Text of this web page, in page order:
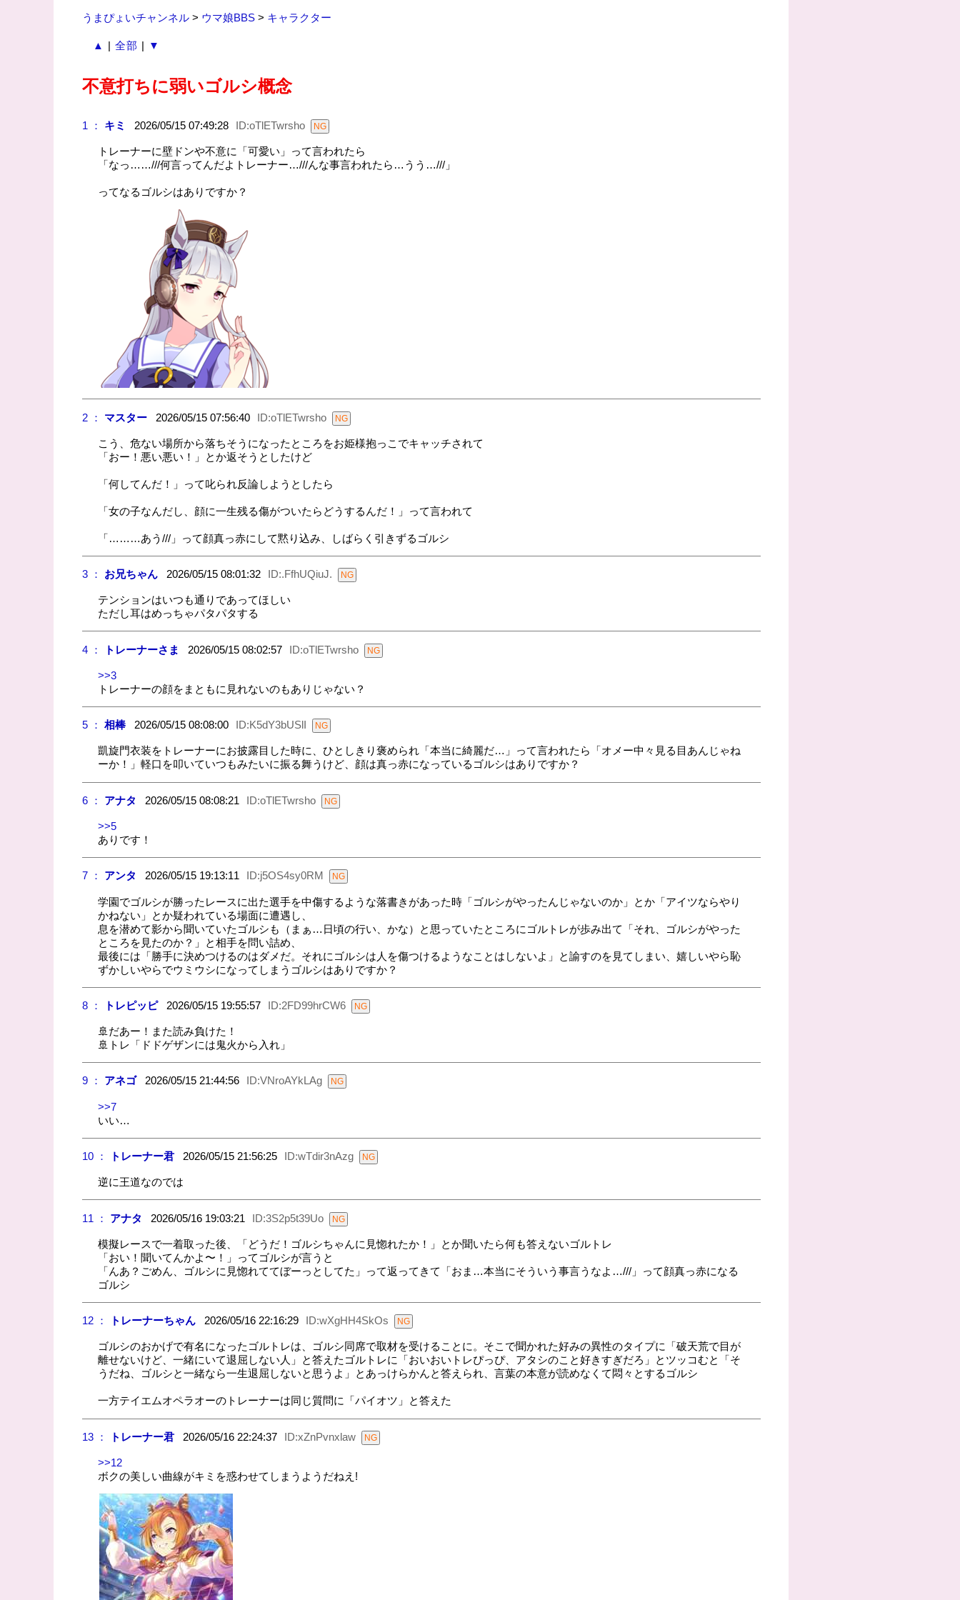
うまぴょいチャンネル> ウマ娘BBS> キャラクター
▲ | 全部 | ▼
不意打ちに弱いゴルシ概念
1 ： キミ 2026/05/15 07:49:28 ID:oTlETwrsho
トレーナーに壁ドンや不意に「可愛い」って言われたら
「なっ……///何言ってんだよトレーナー…///んな事言われたら…うう…///」
ってなるゴルシはありですか？
2 ： マスター2026/05/15 07:56:40 ID:oTlETwrsho
こう、危ない場所から落ちそうになったところをお姫様抱っこでキャッチされて
「おー！悪い悪い！」とか返そうとしたけど
「何してんだ！」って叱られ反論しようとしたら
「女の子なんだし、顔に一生残る傷がついたらどうするんだ！」って言われて
「………あう///」って顔真っ赤にして黙り込み、しばらく引きずるゴルシ
3 ： お兄ちゃん2026/05/15 08:01:32 ID:.FfhUQiuJ.
テンションはいつも通りであってほしい
ただし耳はめっちゃパタパタする
4 ： トレーナーさま 2026/05/15 08:02:57 ID:oTlETwrsho
>>3
トレーナーの顔をまともに見れないのもありじゃない？
5 ： 相棒2026/05/15 08:08:00 ID:K5dY3bUSlI
凱旋門衣装をトレーナーにお披露目した時に、ひとしきり褒められ「本当に綺麗だ…」って言われたら「オメー中々見る目あんじゃね
ーか！」軽口を叩いていつもみたいに振る舞うけど、顔は真っ赤になっているゴルシはありですか？
6 ： アナタ 2026/05/15 08:08:21 ID:oTlETwrsho
>>5
ありです！
7 ： アンタ 2026/05/15 19:13:11 ID:j5OS4sy0RM
学園でゴルシが勝ったレースに出た選手を中傷するような落書きがあった時「ゴルシがやったんじゃないのか」とか「アイツならやり
かねない」とか疑われている場面に遭遇し、
息を潜めて影から聞いていたゴルシも（まぁ…日頃の行い、かな）と思っていたところにゴルトレが歩み出て「それ、ゴルシがやった
ところを見たのか？」と相手を問い詰め、
最後には「勝手に決めつけるのはダメだ。それにゴルシは人を傷つけるようなことはしないよ」と諭すのを見てしまい、嬉しいやら恥
ずかしいやらでウミウシになってしまうゴルシはありですか？
8 ： トレピッピ2026/05/15 19:55:57 ID:2FD99hrCW6
🚢だあー！また読み負けた！
🚢トレ「ドドゲザンには鬼火から入れ」
9 ： アネゴ2026/05/15 21:44:56 ID:VNroAYkLAg
>>7
いい…
10 ： トレーナー君2026/05/15 21:56:25 ID:wTdir3nAzg
逆に王道なのでは
11 ： アナタ 2026/05/16 19:03:21 ID:3S2p5t39Uo
模擬レースで一着取った後、「どうだ！ゴルシちゃんに見惚れたか！」とか聞いたら何も答えないゴルトレ
「おい！聞いてんかよ〜！」ってゴルシが言うと
「んあ？ごめん、ゴルシに見惚れててぼーっとしてた」って返ってきて「おま…本当にそういう事言うなよ…///」って顔真っ赤になる
ゴルシ
12 ： トレーナーちゃん2026/05/16 22:16:29 ID:wXgHH4SkOs
ゴルシのおかげで有名になったゴルトレは、ゴルシ同席で取材を受けることに。そこで聞かれた好みの異性のタイプに「破天荒で目が
離せないけど、一緒にいて退屈しない人」と答えたゴルトレに「おいおいトレぴっぴ、アタシのこと好きすぎだろ」とツッコむと「そ
うだね、ゴルシと一緒なら一生退屈しないと思うよ」とあっけらかんと答えられ、言葉の本意が読めなくて悶々とするゴルシ
一方テイエムオペラオーのトレーナーは同じ質問に「パイオツ」と答えた
13 ： トレーナー君2026/05/16 22:24:37 ID:xZnPvnxlaw
>>12
ボクの美しい曲線がキミを惑わせてしまうようだねえ!